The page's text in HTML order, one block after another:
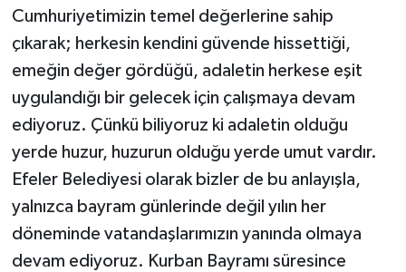
Cumhuriyetimizin temel değerlerine sahip
çıkarak; herkesin kendini güvende hissettiği,
emeğin değer gördüğü, adaletin herkese eşit
uygulandığı bir gelecek için çalışmaya devam
ediyoruz. Çünkü biliyoruz ki adaletin olduğu
yerde huzur, huzurun olduğu yerde umut vardır.
Efeler Belediyesi olarak bizler de bu anlayışla,
yalnızca bayram günlerinde değil yılın her
döneminde vatandaşlarımızın yanında olmaya
devam ediyoruz. Kurban Bayramı süresince